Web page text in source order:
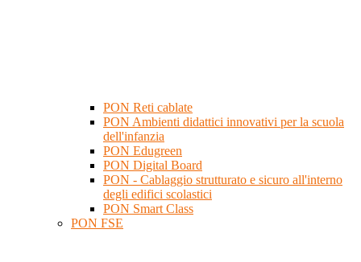
PON Reti cablate
PON Ambienti didattici innovativi per la scuola
dell'infanzia
PON Edugreen
PON Digital Board
PON - Cablaggio strutturato e sicuro all'interno
degli edifici scolastici
PON Smart Class
PON FSE